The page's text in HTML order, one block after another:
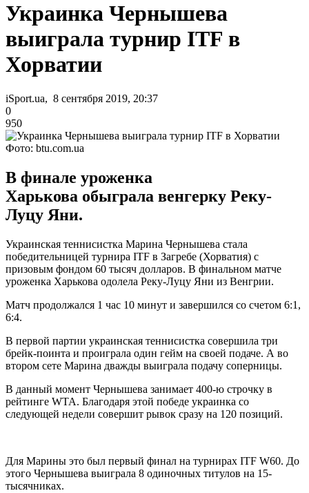
Украинка Чернышева
выиграла турнир ITF в
Хорватии
iSport.ua, 8 сентября 2019, 20:37
0
950
Фото: btu.com.ua
В финале уроженка
Харькова обыграла венгерку Реку-
Луцу Яни.
Украинская теннисистка Марина Чернышева стала
победительницей турнира ITF в Загребе (Хорватия) с
призовым фондом 60 тысяч долларов. В финальном матче
уроженка Харькова одолела Реку-Луцу Яни из Венгрии.
Матч продолжался 1 час 10 минут и завершился со счетом 6:1,
6:4.
В первой партии украинская теннисистка совершила три
брейк-поинта и проиграла один гейм на своей подаче. А во
втором сете Марина дважды выиграла подачу соперницы.
В данный момент Чернышева занимает 400-ю строчку в
рейтинге WTA. Благодаря этой победе украинка со
следующей недели совершит рывок сразу на 120 позиций.
Для Марины это был первый финал на турнирах ITF W60. До
этого Чернышева выиграла 8 одиночных титулов на 15-
тысячниках.